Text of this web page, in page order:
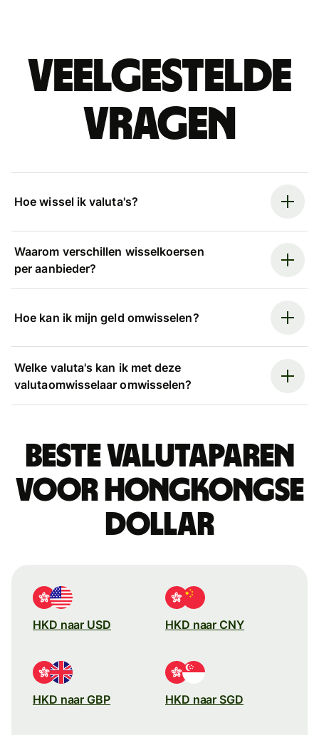
Veelgestelde
vragen
Hoe wissel ik valuta's?
Waarom verschillen wisselkoersen
per aanbieder?
Hoe kan ik mijn geld omwisselen?
Welke valuta's kan ik met deze
valutaomwisselaar omwisselen?
Beste valutaparen
voor Hongkongse
dollar
HKD naar USD HKD naar CNY
HKD naar GBP HKD naar SGD